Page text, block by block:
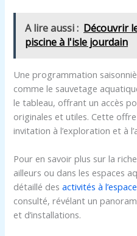
A lire aussi : Découvrir
piscine à l'isle jourdain
Une programmation
comme le sauvetage
le tableau, offrant un accès
originales et utiles. Cette
invitation à l’exploration et à
Pour en savoir plus sur la
ailleurs ou dans les espaces
détaillé desactivités à
consulté, révélant un
et d’installations.